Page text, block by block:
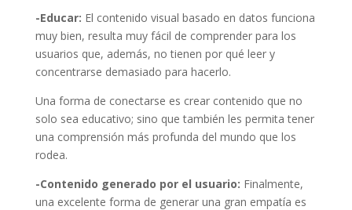
-Educar: El contenido visual basado en datos funciona
muy bien, resulta muy fácil de comprender para los
usuarios que, además, no tienen por qué leer y
concentrarse demasiado para hacerlo.
Una forma de conectarse es crear contenido que no
solo sea educativo; sino que también les permita tener
una comprensión más profunda del mundo que los
rodea.
-Contenido generado por el usuario: Finalmente,
una excelente forma de generar una gran empatía es